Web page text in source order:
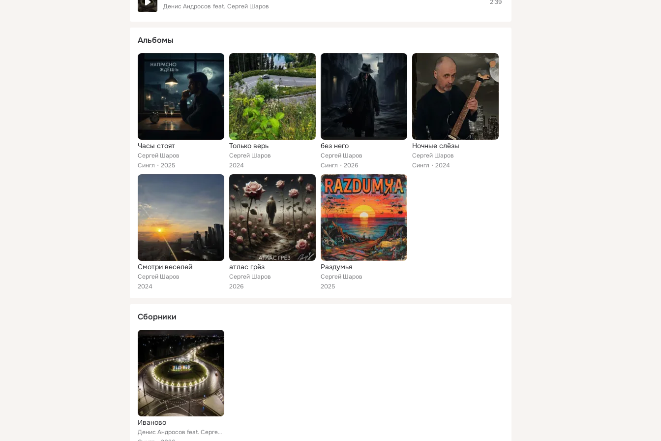
Денис Андросов feat. Сергей Шаров
2:39
Альбомы
Часы стоят
Сергей Шаров
Сингл
2025
Только верь
Сергей Шаров
2024
без него
Сергей Шаров
Сингл
2026
Ночные слёзы
Сергей Шаров
Сингл
2024
Смотри веселей
Сергей Шаров
2024
атлас грёз
Сергей Шаров
2026
Раздумья
Сергей Шаров
2025
Сборники
Иваново
Денис Андросов feat. Сергей Шаров